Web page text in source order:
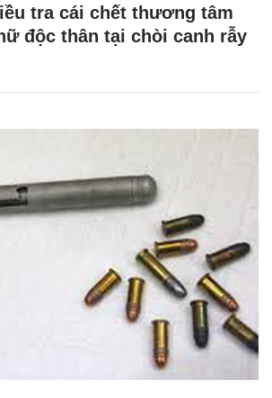
tra cái chết thương tâm
độc thân tại chòi canh rẫy